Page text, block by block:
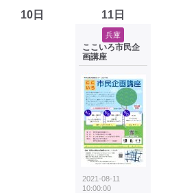
10日 11日
兵庫
ここいろ市民企
画講座
2021-08-11
10:00:00